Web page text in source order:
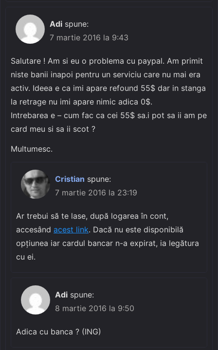
Adi spune:
7 martie 2016 la 9:43
Salutare ! Am si eu o problema cu paypal. Am primit
niste banii inapoi pentru un serviciu care nu mai era
activ. Ideea e ca imi apare refound 55$ dar in stanga
la retrage nu imi apare nimic adica 0$.
Intrebarea e – cum fac ca cei 55$ sa.i pot sa ii am pe
card meu si sa ii scot ?
Multumesc.
Cristian spune:
7 martie 2016 la 23:19
Ar trebui să te lase, după logarea în cont,
accesând acest link. Dacă nu este disponibilă
opțiunea iar cardul bancar n-a expirat, ia legătura
cu ei.
Adi spune:
8 martie 2016 la 9:50
Adica cu banca ? (ING)